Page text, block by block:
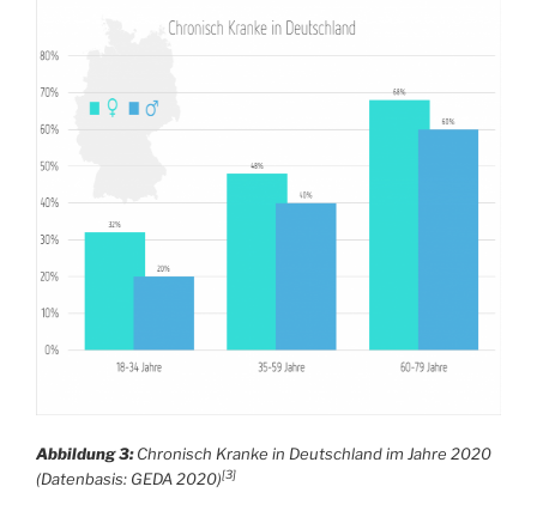
Abbildung 3:Chronisch Kranke in Deutschland im Jahre 2020
(Datenbasis: GEDA 2020)[3]